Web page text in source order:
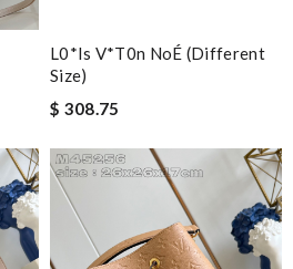
L0*is V*t0n NoÉ (different
Size)
$ 308.75